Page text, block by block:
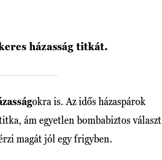
házasság titkát.
okra is. Az idős házaspárok
ám egyetlen bombabiztos választ
magát jól egy frigyben.